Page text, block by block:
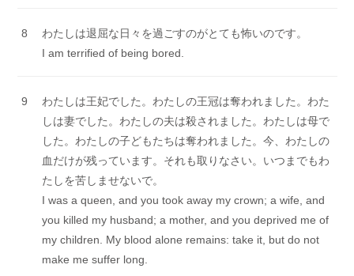
8
わたしは退屈な日々を過ごすのがとても怖いのです。
I am terrified of being bored.
9
わたしは王妃でした。わたしの王冠は奪われました。わた
しは妻でした。わたしの夫は殺されました。わたしは母で
した。わたしの子どもたちは奪われました。今、わたしの
血だけが残っています。それも取りなさい。いつまでもわ
たしを苦しませないで。
I was a queen, and you took away my crown; a wife, and
you killed my husband; a mother, and you deprived me of
my children. My blood alone remains: take it, but do not
make me suffer long.